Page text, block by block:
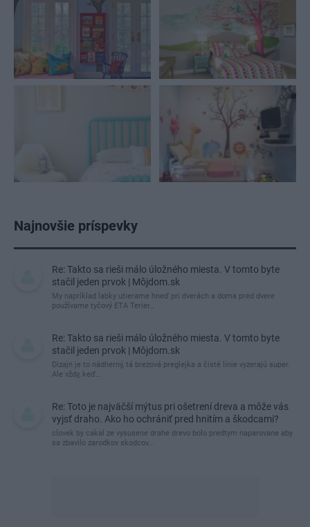
Najnovšie príspevky
Re: Takto sa rieši málo úložného miesta. V tomto byte
stačil jeden prvok | Môjdom.sk
My napríklad labky utierame hneď pri dverách a doma pred dvere
používame tyčový ETA Terier…
Re: Takto sa rieši málo úložného miesta. V tomto byte
stačil jeden prvok | Môjdom.sk
Dizajn je to nádherný, tá brezová preglejka a čisté línie vyzerajú super.
Ale vždy, keď…
Re: Toto je najväčší mýtus pri ošetrení dreva a môže vás
vyjsť draho. Ako ho ochrániť pred hnitím a škodcami?
clovek by cakal ze vysusene drahe drevo bolo predtym naparovane aby
sa zbavilo zarodkov skodcov...